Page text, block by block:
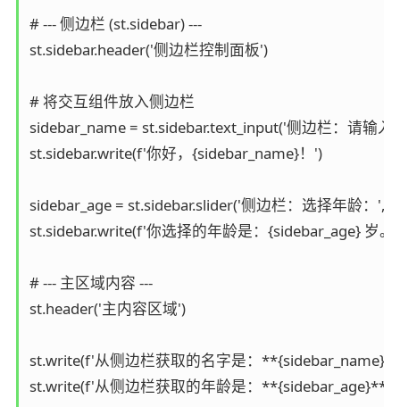
# --- 侧边栏 (st.sidebar) ---
st.sidebar.header('侧边栏控制面板')
# 将交互组件放入侧边栏
sidebar_name = st.sidebar.text_input('侧边栏：请输入
st.sidebar.write(f'你好，{sidebar_name}！')
sidebar_age = st.sidebar.slider('侧边栏：选择年龄：',
st.sidebar.write(f'你选择的年龄是：{sidebar_age} 岁。
# --- 主区域内容 ---
st.header('主内容区域')
st.write(f'从侧边栏获取的名字是：
st.write(f'从侧边栏获取的年龄是：**{sidebar_age}**')